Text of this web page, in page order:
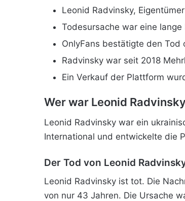
Leonid Radvinsky,
Todesursache war eine lange
OnlyFans bestätigte den Tod
Radvinsky war seit 2018
Ein Verkauf der Plattform
Wer war Leonid
Leonid Radvinsky war ein
International und entwickelte die
Der Tod von Leonid
Leonid Radvinsky ist tot. Die
von nur 43 Jahren. Die Ursache